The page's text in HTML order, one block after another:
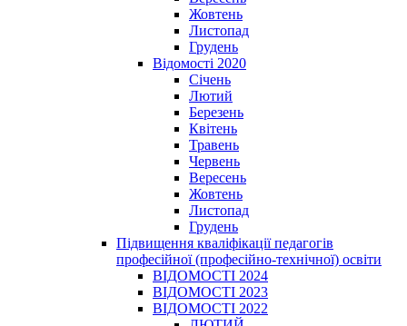
Жовтень
Листопад
Грудень
Відомості 2020
Січень
Лютий
Березень
Квітень
Травень
Червень
Вересень
Жовтень
Листопад
Грудень
Підвищення кваліфікації педагогів
професійної (професійно-технічної) освіти
ВІДОМОСТІ 2024
ВІДОМОСТІ 2023
ВІДОМОСТІ 2022